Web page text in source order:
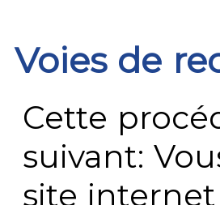
Voies de
Cette
suivant:
site